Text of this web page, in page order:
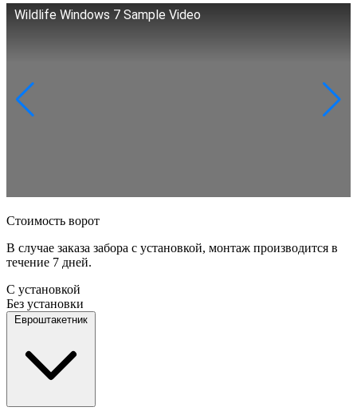
Wildlife Windows 7 Sample Video
Стоимость ворот
В случае заказа забора с установкой, монтаж производится в
течение 7 дней.
С установкой
Без установки
Евроштакетник